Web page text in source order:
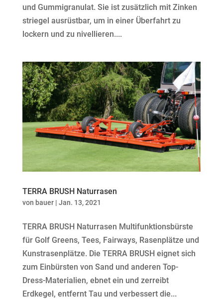
und Gummigranulat. Sie ist zusätzlich mit Zinken
striegel ausrüstbar, um in einer Überfahrt zu
lockern und zu nivellieren....
TERRA BRUSH Naturrasen
von bauer| Jan. 13, 2021
TERRA BRUSH Naturrasen Multifunktionsbürste
für Golf Greens, Tees, Fairways, Rasenplätze und
Kunstrasenplätze. Die TERRA BRUSH eignet sich
zum Einbürsten von Sand und anderen Top-
Dress-Materialien, ebnet ein und zerreibt
Erdkegel, entfernt Tau und verbessert die...